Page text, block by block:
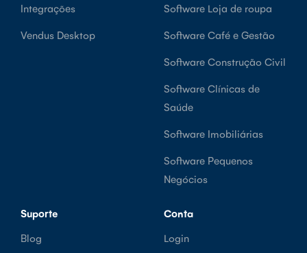
Integrações
Vendus Desktop
Software Loja de roupa
Software Café e Gestão
Software Construção Civil
Software Clínicas de
Saúde
Software Imobiliárias
Software Pequenos
Negócios
Suporte
Blog
Conta
Login